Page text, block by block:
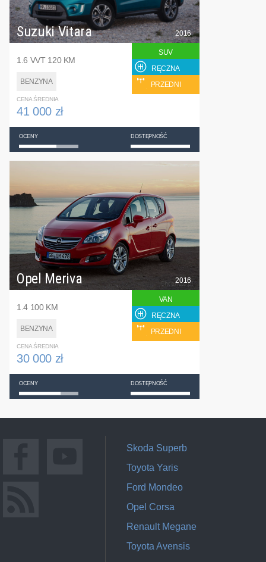
Suzuki Vitara
1.6 VVT 120 KM
BENZYNA
2016
SUV
RĘCZNA
PRZEDNI
CENA ŚREDNIA
41 000 zł
OCENY DOSTĘPNOŚĆ
Opel Meriva
1.4 100 KM
BENZYNA
2016
VAN
RĘCZNA
PRZEDNI
CENA ŚREDNIA
30 000 zł
OCENY DOSTĘPNOŚĆ
Skoda Superb
Toyota Yaris
Ford Mondeo
Opel Corsa
Renault Megane
Toyota Avensis